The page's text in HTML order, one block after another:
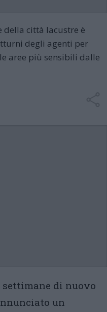
della città lacustre è
degli agenti per
aree più sensibili dalle
settimane di nuovo
un